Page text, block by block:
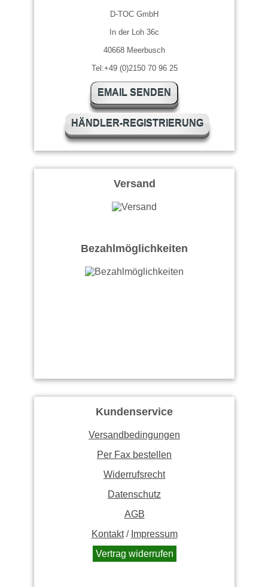
D-TOC GmbH
In der Loh 36c
40668 Meerbusch
Tel:+49 (0)2150 70 96 25
EMAIL SENDEN
HÄNDLER-REGISTRIERUNG
Versand
Bezahlmöglichkeiten
Kundenservice
Versandbedingungen
Per Fax bestellen
Widerrufsrecht
Datenschutz
AGB
Kontakt/ Impressum
Vertrag widerrufen